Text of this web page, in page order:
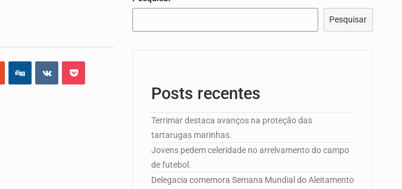
das chuvas está a…
em Epidemiologia de Campo de…
programa de empreendedorismo…
Pesquisar
Posts recentes
Terrimar destaca avanços na proteção das
tartarugas marinhas.
Jovens pedem celeridade no arrelvamento do campo
de futebol.
Delegacia comemora Semana Mundial do Aleitamento